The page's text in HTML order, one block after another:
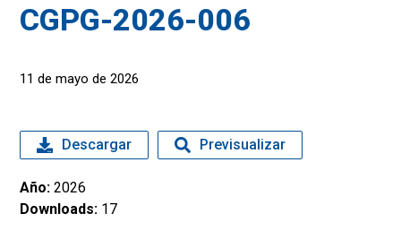
CGPG-2026-006
11 de mayo de 2026
Descargar Previsualizar
Año: 2026
Downloads: 17